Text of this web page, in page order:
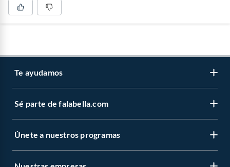
Te ayudamos
Atención por WhatsApp
Cambios y devoluciones
Sé parte de falabella.com
Trabaja con nosotros
Únete a nuestros programas